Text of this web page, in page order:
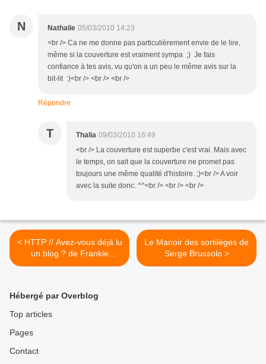
N Nathalie 05/03/2010 14:23
<br /> Ca ne me donne pas particulièrement envie de le lire,
même si la couverture est vraiment sympa ;) Je fais
confiance à tes avis, vu qu'on a un peu le même avis sur la
bit-lit :)<br /> <br /> <br />
Répondre
T Thalia 09/03/2010 16:49
<br /> La couverture est superbe c'est vrai. Mais avec
le temps, on sait que la couverture ne promet pas
toujours une même qualité d'histoire. ;)<br /> A voir
avec la suite donc. ^^<br /> <br /> <br />
< HTTP:// Avez-vous déjà lu
un blog ? de Frankie
Ventana
Le Manoir des sortilèges de
Serge Brussolo >
Hébergé par Overblog
Top articles
Pages
Contact